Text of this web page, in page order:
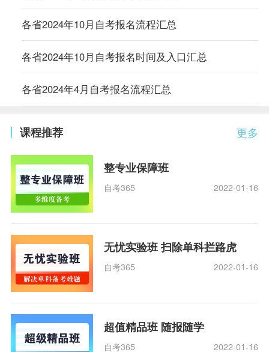
各省2024年10月自考报名流程汇总
各省2024年10月自考报名时间及入口汇总
各省2024年4月自考报名流程汇总
更多
课程推荐
整专业保障班
自考365 2022-01-16
无忧实验班 扫除单科拦路虎
自考365 2022-01-16
超值精品班 随报随学
自考365 2022-01-16